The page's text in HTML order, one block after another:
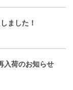
ました！
入荷のお知らせ